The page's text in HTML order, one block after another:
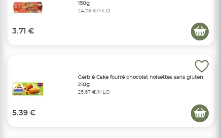
150g
24,73 €/KILO
3.71 €
Gerblé Cake fourré chocolat noisettes sans gluten
210g
25,67 €/KILO
5.39 €